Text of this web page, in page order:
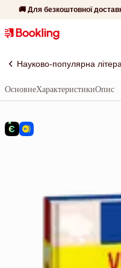
🚚 Для безкоштовної
Науково-популярна
ОсновнеХарактеристикиОпис